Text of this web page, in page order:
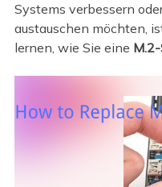
Systems verbessern
austauschen möchten,
lernen, wie Sie eine